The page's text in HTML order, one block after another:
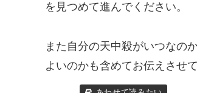
を見つめて進んでください。
また自分の天中殺がいつなの
よいのかも含めてお伝えさせ